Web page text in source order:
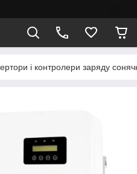
і контролери заряду